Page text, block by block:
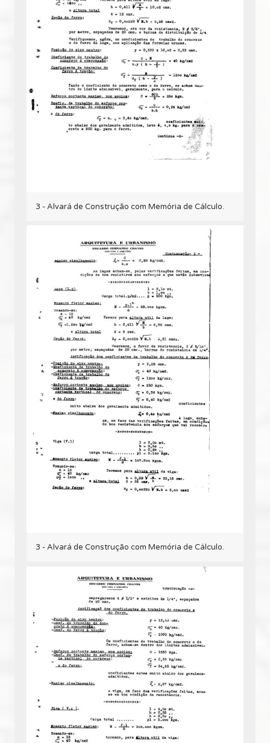
3 - Alvará de Construção com Memória de Cálculo.
3 - Alvará de Construção com Memória de Cálculo.